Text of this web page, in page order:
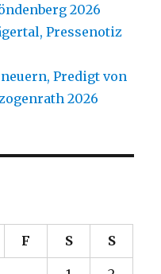
2026
Pressenotiz
Predigt von
2026
F S S